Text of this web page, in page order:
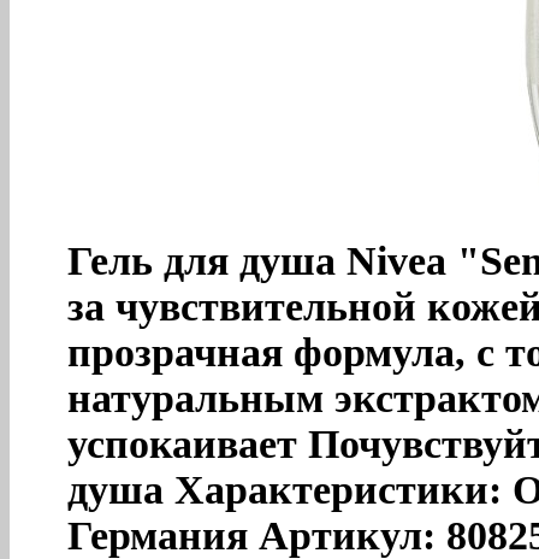
Гель для душа Nivea
за чувствительной
прозрачная формула, с
натуральным
успокаивает
душа Характеристики:
Германия Артикул: